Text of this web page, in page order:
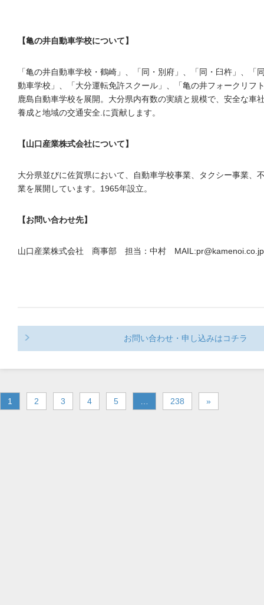
【亀の井自動車学校について】
「亀の井自動車学校・鶴崎」、「同・別府」、「同・臼杵」、「
動車学校」、「大分運転免許スクール」、「亀の井フォークリフ
鹿島自動車学校を展開。大分県内有数の実績と規模で、安全な車
養成と地域の交通安全.に貢献します。
【山口産業株式会社について】
大分県並びに佐賀県において、自動車学校事業、タクシー事業、
業を展開しています。1965年設立。
【お問い合わせ先】
山口産業株式会社 商事部 担当：中村 MAIL:pr@kamenoi.co.jp
お問い合わせ・申し込みはコチラ
1 2 3 4 5 238 »